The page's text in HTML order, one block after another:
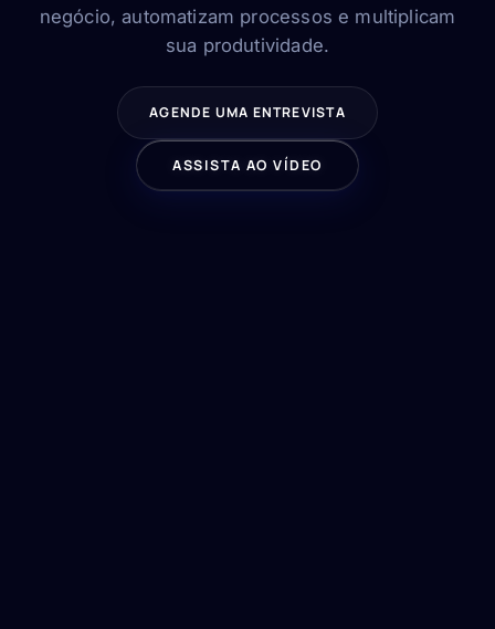
FALE CONOSCO
negócio, automatizam processos e multiplicam
sua produtividade.
AGENDE UMA ENTREVISTA
ASSISTA AO VÍDEO